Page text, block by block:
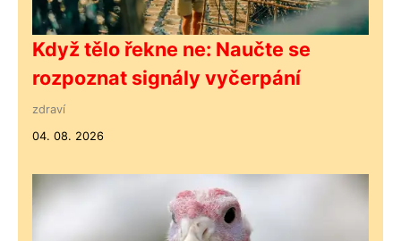
Když tělo řekne ne: Naučte se
rozpoznat signály vyčerpání
zdraví
04. 08. 2026